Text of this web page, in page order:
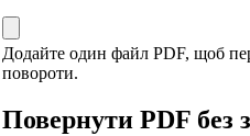
Додайте один файл PDF, щоб
повороти.
Повернути PDF без